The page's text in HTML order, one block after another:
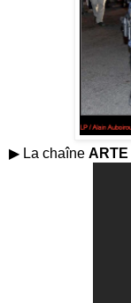
▶ La chaîne ARTE